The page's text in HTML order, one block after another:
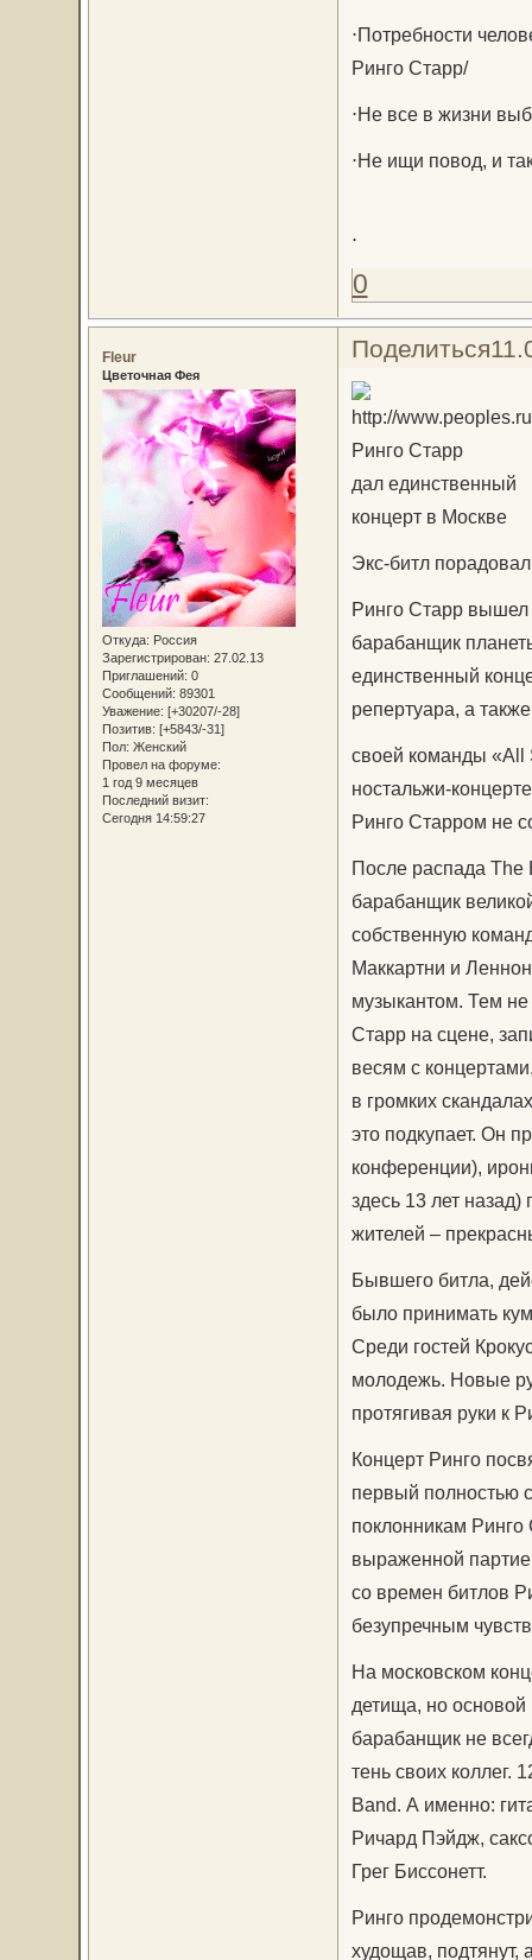
⋅Потребности
Ринго Старр/
⋅Не все в жизни
⋅Не ищи повод, и
⋅
0
Поделиться
Fleur
Цветочная Фея
Откуда: Россия
Зарегистрирован: 27.02.13
Приглашений: 0
Сообщений: 89301
Уважение: [+30207/-28]
Позитив: [+5843/-31]
Пол: Женский
Провел на форуме:
1 год 9 месяцев
Последний визит:
Сегодня 14:59:27
Ринго Старр
дал единственный
концерт в Москве
Экс-битл
Ринго Старр вышел
барабанщик
единственный
репертуара, а
своей команды «All
ностальжи-
Ринго Старром не
После распада The
барабанщик
собственную
Маккартни и
музыкантом. Тем
Старр на сцене,
весям с
в громких
это подкупает. Он
конференции),
здесь 13 лет
жителей –
Бывшего битла,
было принимать
Среди гостей
молодежь. Новые
протягивая руки к
Концерт Ринго
первый полностью
поклонникам
выраженной
со времен битлов
безупречным
На московском
детища, но основой
барабанщик не
тень своих коллег.
Band. А именно:
Ричард Пэйдж,
Грег Биссонетт.
Ринго
худощав, подтянут,